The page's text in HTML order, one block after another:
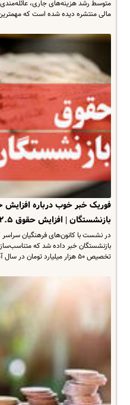
متوسط رشد هزینه‌های جاری،
مالی منتشره دیده شده است که
فوریک خبر خوب درباره افزایش
بازنشستگان | افزایش حقوق ۲.۵ میلیون بازنشسته
در نشست با کانون‌های فرهنگیان
تخصیص ۵۰ هزار میلیارد تومان در سال آینده صورت می گیرد.